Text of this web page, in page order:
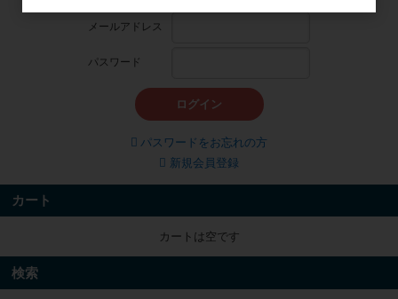
メールアドレス
パスワード
ログイン
パスワードをお忘れの方
新規会員登録
カート
カートは空です
検索